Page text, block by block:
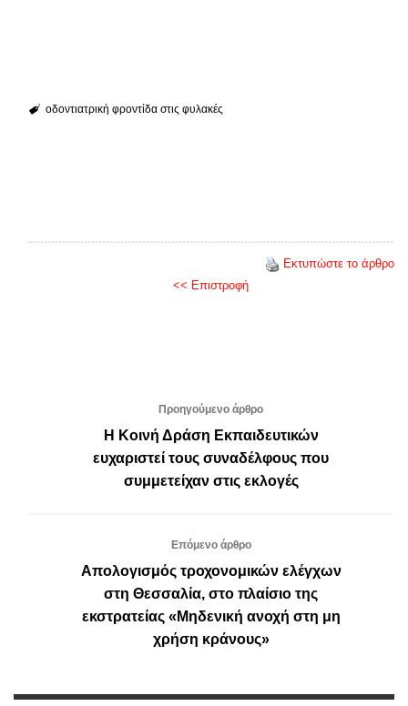
οδοντιατρική φροντίδα στις φυλακές
Εκτυπώστε το άρθρο
<< Επιστροφή
Προηγούμενο άρθρο
Η Κοινή Δράση Εκπαιδευτικών
ευχαριστεί τους συναδέλφους που
συμμετείχαν στις εκλογές
Επόμενο άρθρο
Απολογισμός τροχονομικών ελέγχων
στη Θεσσαλία, στο πλαίσιο της
εκστρατείας «Μηδενική ανοχή στη μη
χρήση κράνους»